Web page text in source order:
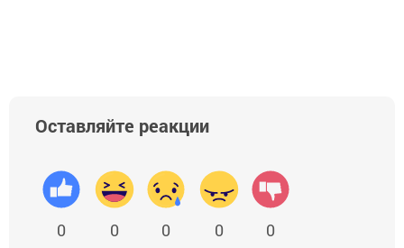
Оставляйте реакции
0 0 0 0 0